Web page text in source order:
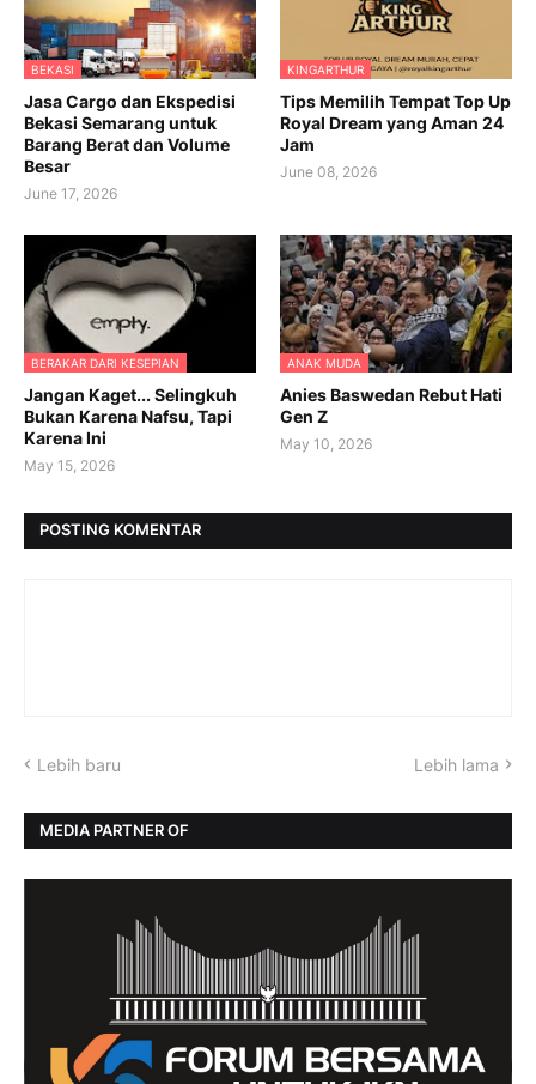
BEKASI
Jasa Cargo dan Ekspedisi
Bekasi Semarang untuk
Barang Berat dan Volume
Besar
June 17, 2026
KINGARTHUR
Tips Memilih Tempat Top Up
Royal Dream yang Aman 24
Jam
June 08, 2026
BERAKAR DARI KESEPIAN
Jangan Kaget... Selingkuh
Bukan Karena Nafsu, Tapi
Karena Ini
May 15, 2026
ANAK MUDA
Anies Baswedan Rebut Hati
Gen Z
May 10, 2026
POSTING KOMENTAR
Lebih baru Lebih lama
MEDIA PARTNER OF